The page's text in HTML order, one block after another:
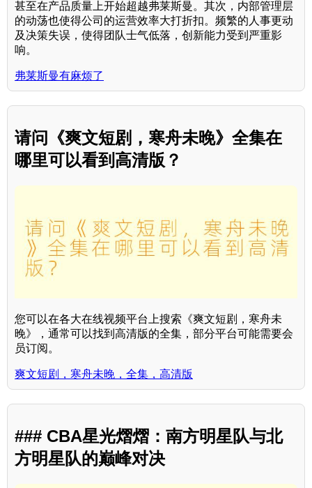
甚至在产品质量上开始超越弗莱斯曼。其次，内部管理层
的动荡也使得公司的运营效率大打折扣。频繁的人事更动
及决策失误，使得团队士气低落，创新能力受到严重影
响。
弗莱斯曼有麻烦了
请问《爽文短剧，寒舟未晚》全集在
哪里可以看到高清版？
您可以在各大在线视频平台上搜索《爽文短剧，寒舟未
晚》，通常可以找到高清版的全集，部分平台可能需要会
员订阅。
爽文短剧，寒舟未晚，全集，高清版
### CBA星光熠熠：南方明星队与北
方明星队的巅峰对决